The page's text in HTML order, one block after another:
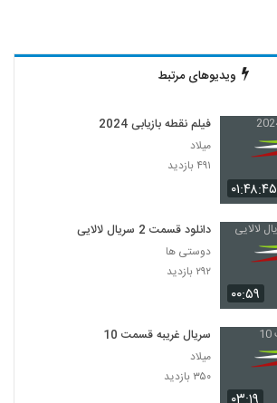
ویدیوهای مرتبط
۰۱:۴۸:۴۵
فیلم نقطه بازیابی 2024
میلاد
۴۹۱ بازدید
۰۰:۵۹
دانلود قسمت 2 سریال لالایی
دوستی ها
۲۹۲ بازدید
سریال غریبه قسمت 10
میلاد
۳۵۰ بازدید